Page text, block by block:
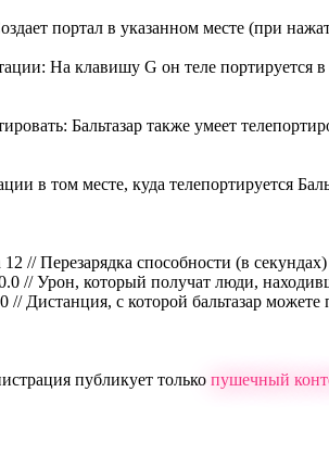
портал в указанном месте (при
На клавишу G он теле портируется
Бальтазар также умеет
в том месте, куда телепортируется
// Перезарядка способности (в секундах)
// Урон, который получат люди,
// Дистанция, с которой бальтазар можете
публикует только пушечный